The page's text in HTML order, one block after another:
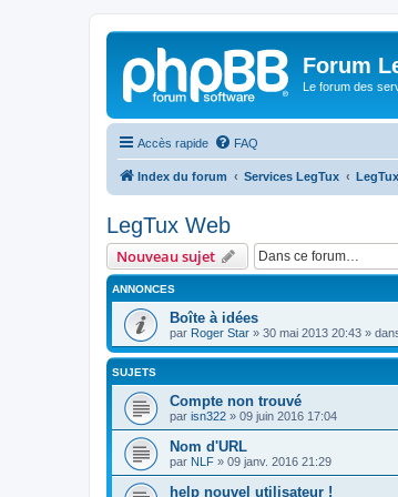
Forum
Le forum des
Accès rapide FAQ
Index du forum Services LegTux
LegTux Web
Nouveau sujet
ANNONCES
Boîte à idées
par Roger Star » 30 mai 2013 20:43 »
SUJETS
Compte non trouvé
par isn322 » 09 juin 2016 17:04
Nom d'URL
par NLF » 09 janv. 2016 21:29
help nouvel utilisateur !